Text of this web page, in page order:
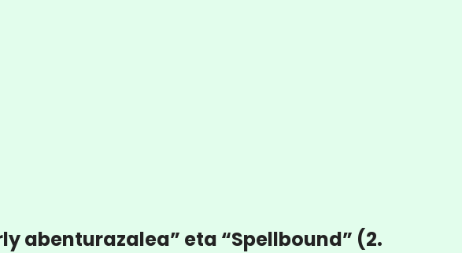
abenturazalea” eta “Spellbound” (2.